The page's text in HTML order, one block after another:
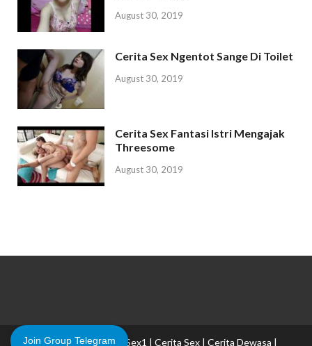
August 30, 2019
Cerita Sex Ngentot Sange Di Toilet
August 30, 2019
Cerita Sex Fantasi Istri Mengajak
Threesome
August 30, 2019
Copyright © 2026CeritaSex1 | Cerita Sex | Cerita Dewasa |
Join Group Telegram